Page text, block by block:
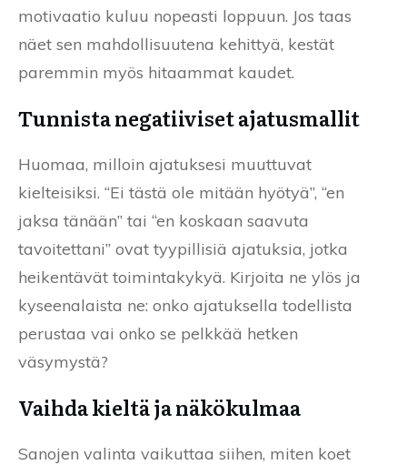
motivaatio kuluu nopeasti loppuun. Jos taas
näet sen mahdollisuutena kehittyä, kestät
paremmin myös hitaammat kaudet.
Tunnista negatiiviset ajatusmallit
Huomaa, milloin ajatuksesi muuttuvat
kielteisiksi. “Ei tästä ole mitään hyötyä”, “en
jaksa tänään” tai “en koskaan saavuta
tavoitettani” ovat tyypillisiä ajatuksia, jotka
heikentävät toimintakykyä. Kirjoita ne ylös ja
kyseenalaista ne: onko ajatuksella todellista
perustaa vai onko se pelkkää hetken
väsymystä?
Vaihda kieltä ja näkökulmaa
Sanojen valinta vaikuttaa siihen, miten koet